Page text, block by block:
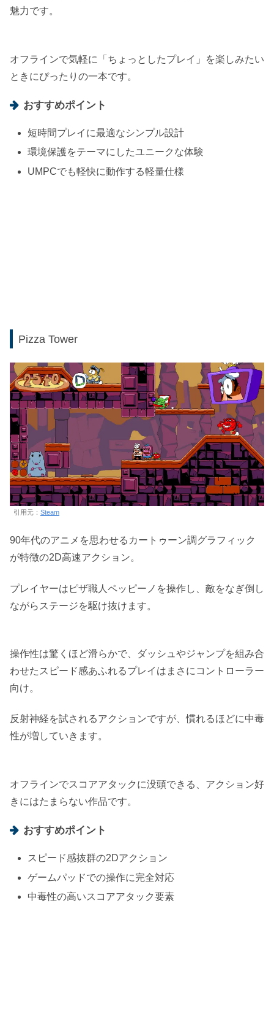
魅力です。
オフラインで気軽に「ちょっとしたプレイ」を楽しみたい
ときにぴったりの一本です。
おすすめポイント
短時間プレイに最適なシンプル設計
環境保護をテーマにしたユニークな体験
UMPCでも軽快に動作する軽量仕様
Pizza Tower
引用元： Steam
90年代のアニメを思わせるカートゥーン調グラフィック
が特徴の2D高速アクション。
プレイヤーはピザ職人ペッピーノを操作し、敵をなぎ倒し
ながらステージを駆け抜けます。
操作性は驚くほど滑らかで、ダッシュやジャンプを組み合
わせたスピード感あふれるプレイはまさにコントローラー
向け。
反射神経を試されるアクションですが、慣れるほどに中毒
性が増していきます。
オフラインでスコアアタックに没頭できる、アクション好
きにはたまらない作品です。
おすすめポイント
スピード感抜群の2Dアクション
ゲームパッドでの操作に完全対応
中毒性の高いスコアアタック要素